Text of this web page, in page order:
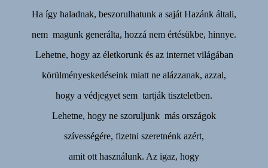
Ha így haladnak, beszorulhatunk a saját Hazánk általi,
nem magunk generálta, hozzá nem értésükbe, hinnye.
Lehetne, hogy az életkorunk és az internet világában
körülményeskedéseink miatt ne alázzanak, azzal,
hogy a védjegyet sem tartják tiszteletben.
Lehetne, hogy ne szoruljunk más országok
szívességére, fizetni szeretnénk azért,
amit ott használunk. Az igaz, hogy